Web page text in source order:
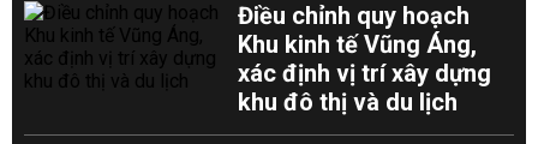
Điều chỉnh quy hoạch
Khu kinh tế Vũng Áng,
xác định vị trí xây dựng
khu đô thị và du lịch